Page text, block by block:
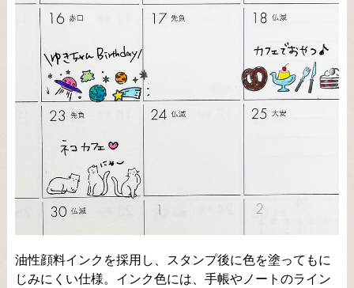
油性顔料インクを採用し、スタンプ後に色を塗ってもに
じみにくい仕様。インク色には、手帳やノートのライン